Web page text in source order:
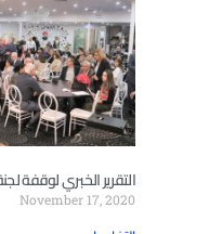
التقرير الخبري لوقفة
November 17, 2020